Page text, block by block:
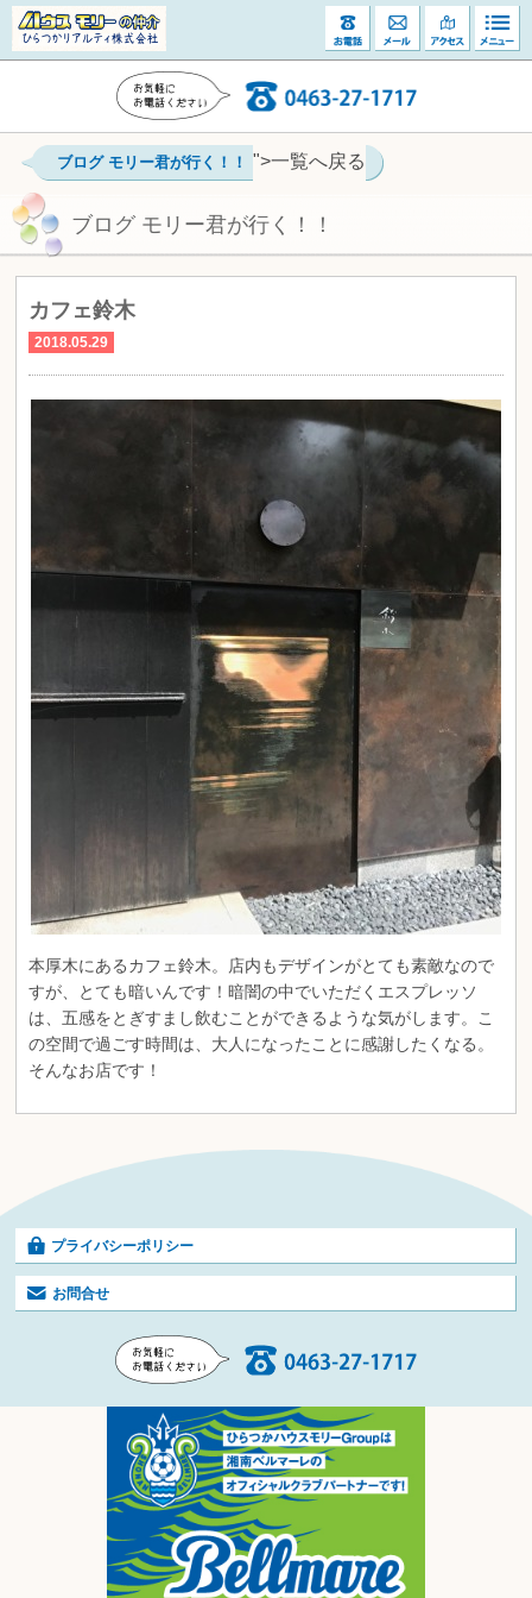
ブログ モリー君が行く！！ ">一覧へ戻る
ブログ モリー君が行く！！
カフェ鈴木
2018.05.29
本厚木にあるカフェ鈴木。店内もデザインがとても素敵なので
すが、とても暗いんです！暗闇の中でいただくエスプレッソ
は、五感をとぎすまし飲むことができるような気がします。こ
の空間で過ごす時間は、大人になったことに感謝したくなる。
そんなお店です！
プライバシーポリシー
お問合せ